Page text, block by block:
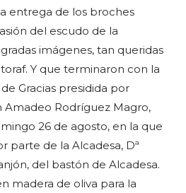
entrega de los broches
del escudo de la
imágenes, tan queridas
Y que terminaron con la
Gracias presidida por
Amadeo Rodríguez Magro,
26 de agosto, en la que
parte de la Alcadesa, Dª
del bastón de Alcadesa.
madera de oliva para la